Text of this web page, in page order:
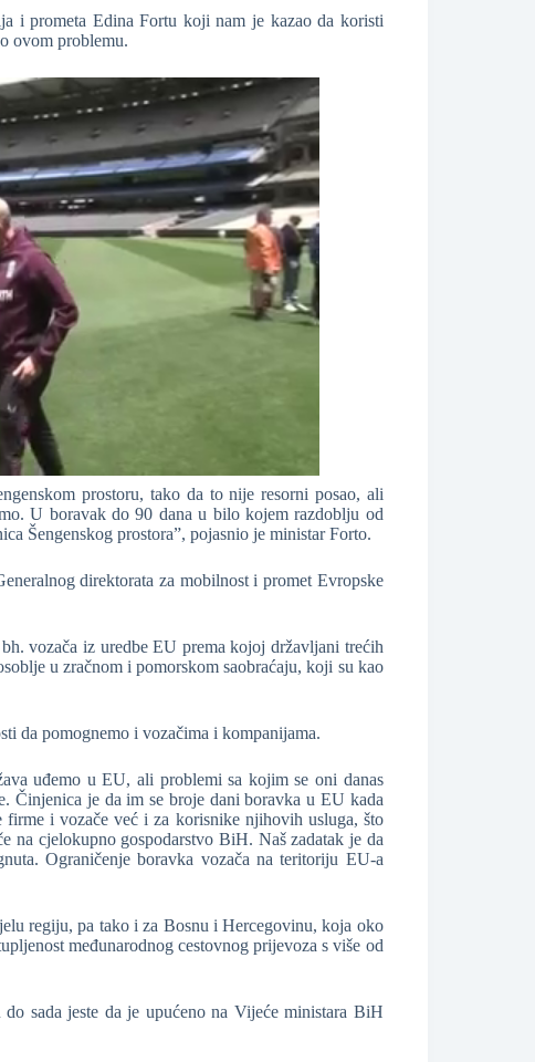
i prometa Edina Fortu koji nam je kazao da koristi
ovom problemu.
prostoru, tako da to nije resorni posao, ali
U boravak do 90 dana u bilo kojem razdoblju od
Šengenskog prostora”, pojasnio je ministar Forto.
direktorata za mobilnost i promet Evropske
vozača iz uredbe EU prema kojoj državljani trećih
u zračnom i pomorskom saobraćaju, koji su kao
da pomognemo i vozačima i kompanijama.
uđemo u EU, ali problemi sa kojim se oni danas
Činjenica je da im se broje dani boravka u EU kada
firme i vozače već i za korisnike njihovih usluga, što
na cjelokupno gospodarstvo BiH. Naš zadatak je da
Ograničenje boravka vozača na teritoriju EU-a
regiju, pa tako i za Bosnu i Hercegovinu, koja oko
međunarodnog cestovnog prijevoza s više od
sada jeste da je upućeno na Vijeće ministara BiH